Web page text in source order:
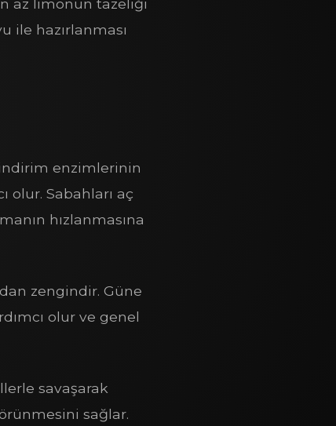
az limonun tazeliği
ile hazırlanması
enzimlerinin
olur. Sabahları aç
hızlanmasına
zengindir. Güne
olur ve genel
savaşarak
sağlar.